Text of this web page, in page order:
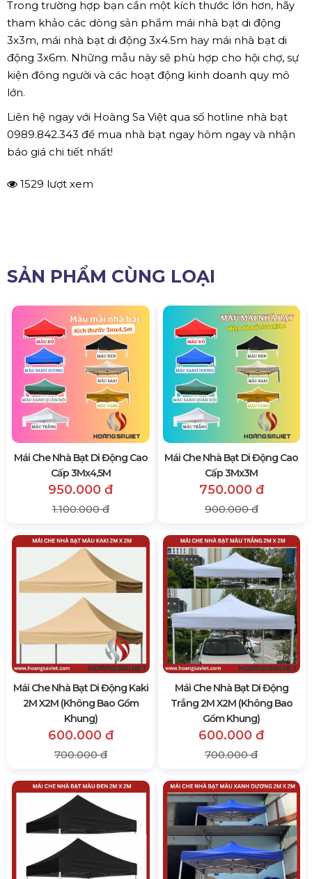
Trong trường hợp bạn cần một kích thước lớn hơn, hãy
tham khảo các dòng sản phẩm mái nhà bạt di động
3x3m, mái nhà bạt di động 3x4.5m hay mái nhà bạt di
động 3x6m. Những mẫu này sẽ phù hợp cho hội chợ, sự
kiện đông người và các hoạt động kinh doanh quy mô
lớn.
Liên hệ ngay với Hoàng Sa Việt qua số hotline nhà bạt
0989.842.343 để mua nhà bạt ngay hôm ngay và nhận
báo giá chi tiết nhất!
1529 lượt xem
SẢN PHẨM CÙNG LOẠI
Mái Che Nhà Bạt Di Động Cao
Cấp 3Mx4,5M
950.000 đ
1.100.000 đ
Mái Che Nhà Bạt Di Động Cao
Cấp 3Mx3M
750.000 đ
900.000 đ
Mái Che Nhà Bạt Di Động Kaki
2M X2M (Không Bao Gồm
Khung)
600.000 đ
700.000 đ
Mái Che Nhà Bạt Di Động
Trắng 2M X2M (Không Bao
Gồm Khung)
600.000 đ
700.000 đ